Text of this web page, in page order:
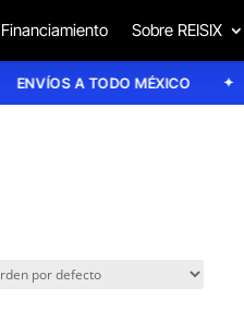
Financiamiento Sobre REISIX
ENVÍOS A TODO MÉXICO